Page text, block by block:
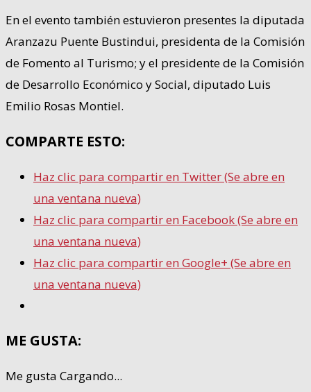
En el evento también estuvieron presentes la diputada
Aranzazu Puente Bustindui, presidenta de la Comisión
de Fomento al Turismo; y el presidente de la Comisión
de Desarrollo Económico y Social, diputado Luis
Emilio Rosas Montiel.
COMPARTE ESTO:
Haz clic para compartir en Twitter (Se abre en
una ventana nueva)
Haz clic para compartir en Facebook (Se abre en
una ventana nueva)
Haz clic para compartir en Google+ (Se abre en
una ventana nueva)
ME GUSTA:
Me gusta Cargando...